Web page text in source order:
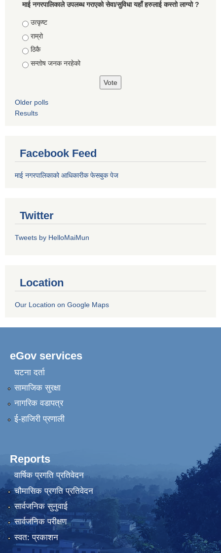
माई नगरपालिकाले उपलब्ध गराएको सेवा/सुविधा यहाँ हरुलाई कस्तो लाग्यो ?
Choices
उत्कृष्ट
राम्रो
ठिकै
सन्तोष जनक नरहेको
Older polls
Results
Facebook Feed
माई नगरपालिकाको आधिकारीक फेसबुक पेज
Twitter
Tweets by HelloMaiMun
Location
Our Location on Google Maps
eGov services
घटना दर्ता
सामाजिक सुरक्षा
नागरिक वडापत्र
ई-हाजिरी प्रणाली
Reports
वार्षिक प्रगति प्रतिवेदन
चौमासिक प्रगति प्रतिवेदन
सार्वजनिक सुनुवाई
सार्वजनिक परीक्षण
स्वत: प्रकाशन